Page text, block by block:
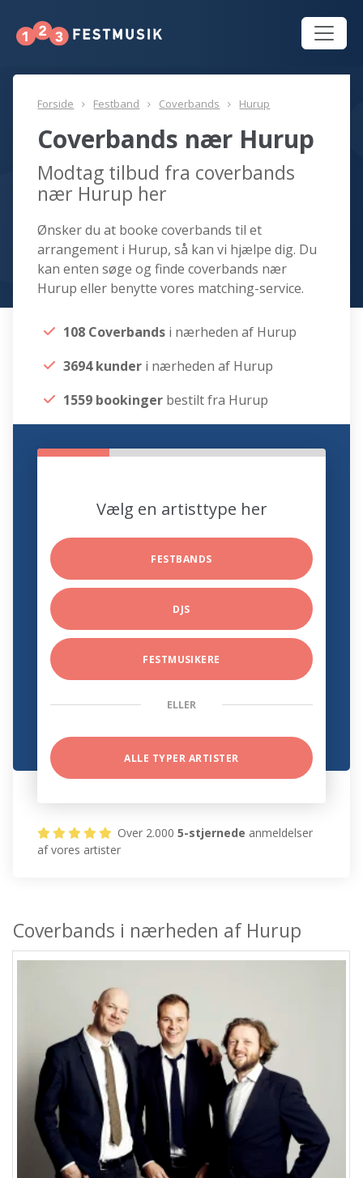
Forside Festband Coverbands Hurup
Coverbands nær Hurup
Modtag tilbud fra coverbands
nær Hurup her
Ønsker du at booke coverbands til et
arrangement i Hurup, så kan vi hjælpe dig. Du
kan enten søge og finde coverbands nær
Hurup eller benytte vores matching-service.
108 Coverbands i nærheden af Hurup
3694 kunder i nærheden af Hurup
1559 bookinger bestilt fra Hurup
Vælg en artisttype her
FESTBANDS
DJS
FESTMUSIKERE
ELLER
ALLE TYPER ARTISTER
Over 2.0005-stjernede anmeldelser
af vores artister
Coverbands i nærheden af Hurup